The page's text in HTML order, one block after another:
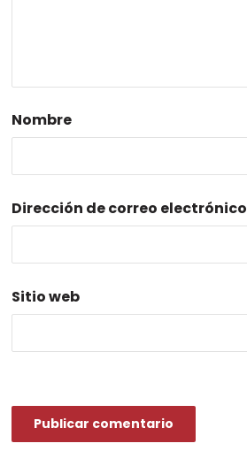
Nombre
Dirección de correo electrónico
Sitio web